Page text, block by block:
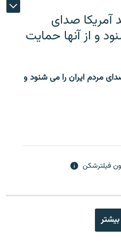
آمریکا صدای
و از آنها حمایت
مردم ایران را می شنود و
فیلترشکن
بیشتر